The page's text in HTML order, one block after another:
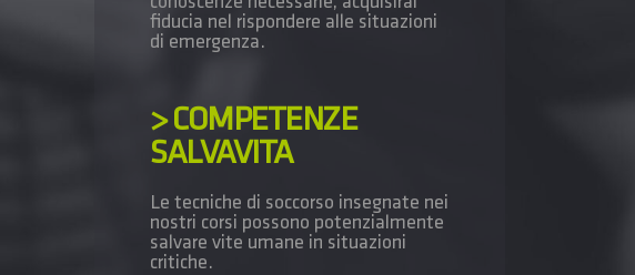
fiducia nel rispondere alle situazioni
di emergenza.
> COMPETENZE
SALVAVITA
Le tecniche di soccorso insegnate nei
nostri corsi possono potenzialmente
salvare vite umane in situazioni
critiche.